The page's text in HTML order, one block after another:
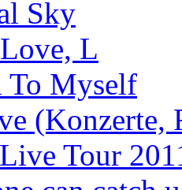
Sky
L
To Myself
(Konzerte,
Tour